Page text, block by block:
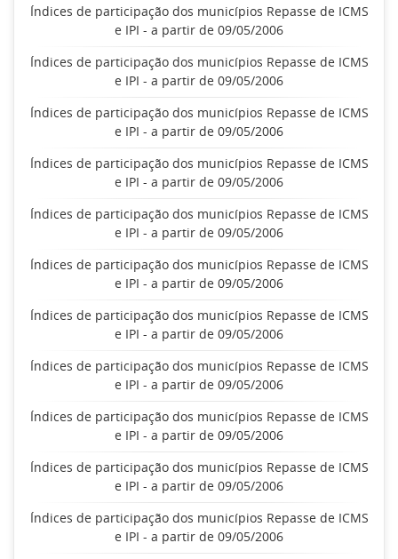
Índices de participação dos municípios Repasse de ICMS
e IPI - a partir de 09/05/2006
Índices de participação dos municípios Repasse de ICMS
e IPI - a partir de 09/05/2006
Índices de participação dos municípios Repasse de ICMS
e IPI - a partir de 09/05/2006
Índices de participação dos municípios Repasse de ICMS
e IPI - a partir de 09/05/2006
Índices de participação dos municípios Repasse de ICMS
e IPI - a partir de 09/05/2006
Índices de participação dos municípios Repasse de ICMS
e IPI - a partir de 09/05/2006
Índices de participação dos municípios Repasse de ICMS
e IPI - a partir de 09/05/2006
Índices de participação dos municípios Repasse de ICMS
e IPI - a partir de 09/05/2006
Índices de participação dos municípios Repasse de ICMS
e IPI - a partir de 09/05/2006
Índices de participação dos municípios Repasse de ICMS
e IPI - a partir de 09/05/2006
Índices de participação dos municípios Repasse de ICMS
e IPI - a partir de 09/05/2006